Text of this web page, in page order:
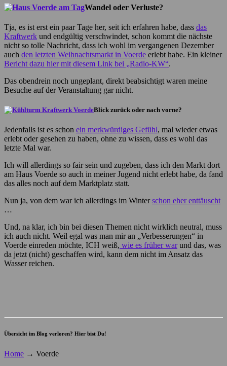
Wandel oder Verluste?
Tja, es ist erst ein paar Tage her, seit ich erfahren habe, dass das
Kraftwerk und endgültig verschwindet, schon kommt die nächste
nicht so tolle Nachricht, dass ich wohl im vergangenen Dezember
auch den letzten Weihnachtsmarkt in Voerde erlebt habe. Ein kleiner
Bericht dazu hier mit diesem Link bei „Radio-KW“.
Das obendrein noch ungeplant, direkt beabsichtigt waren meine
Besuche auf der Veranstaltung gar nicht.
Blick zurück oder nach vorne?
Jedenfalls ist es schon ein merkwürdiges Gefühl, mal wieder etwas
erlebt oder gesehen zu haben, ohne zu wissen, dass es wohl das
letzte Mal war.
Ich will allerdings so fair sein und zugeben, dass ich den Markt dort
am Haus Voerde so auch in meiner Jugend nicht erlebt habe, da fand
das alles noch auf dem Marktplatz statt.
Nun ja, von dem war ich allerdings im Winterschon eher enttäuscht
…
Und, na klar, ich bin bei diesen Themen nicht wirklich neutral, muss
ich auch nicht. Weil egal was man mir an „Verbesserungen“ in
Voerde einreden möchte, ICH weiß, wie es früher warund das, was
da jetzt (nicht) geschaffen wird, kann dem nicht im Ansatz das
Wasser reichen.
Übersicht im Blog verloren? Hier bist Du!
Home → Voerde